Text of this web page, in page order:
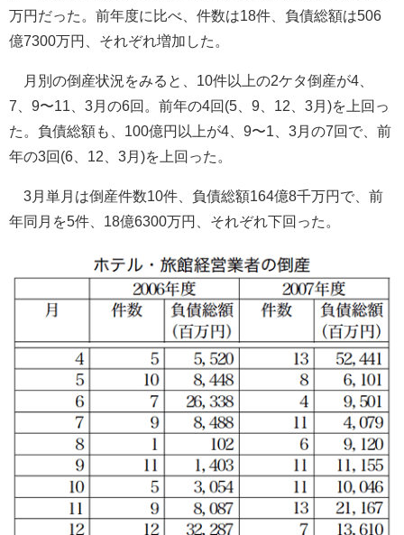
万円だった。前年度に比べ、件数は18件、負債総額は506
億7300万円、それぞれ増加した。
月別の倒産状況をみると、10件以上の2ケタ倒産が4、
7、9〜11、3月の6回。前年の4回(5、9、12、3月)を上回っ
た。負債総額も、100億円以上が4、9〜1、3月の7回で、前
年の3回(6、12、3月)を上回った。
3月単月は倒産件数10件、負債総額164億8千万円で、前
年同月を5件、18億6300万円、それぞれ下回った。